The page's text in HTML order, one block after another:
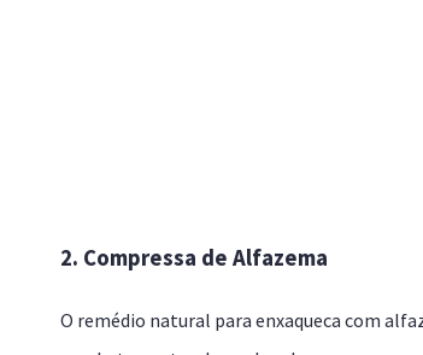
2. Compressa de Alfazema
O remédio natural para enxaqueca com